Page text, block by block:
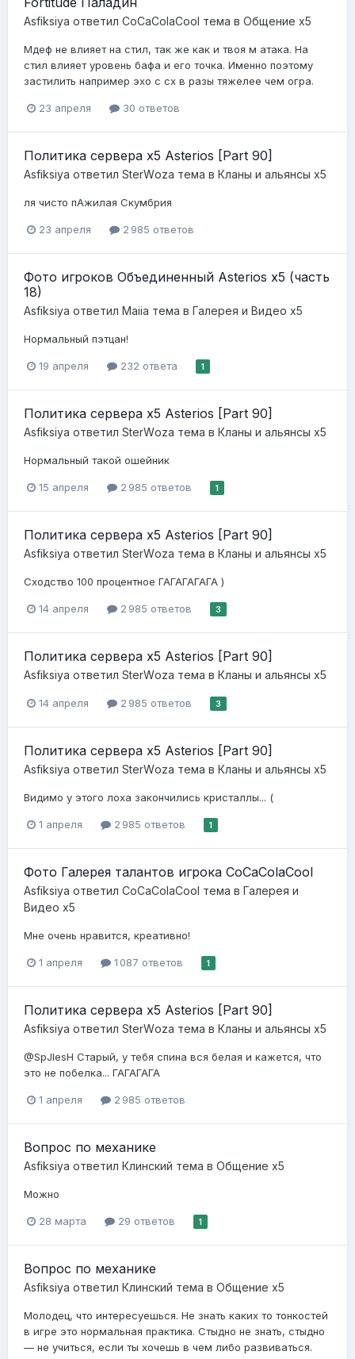
Asfiksiya ответил CoCaColaCool тема в Общение x5
Мдеф не влияет на стил, так же как и твоя м атака. На
стил влияет уровень бафа и его точка. Именно поэтому
застилить например эхо с сх в разы тяжелее чем огра.
23 апреля 30 ответов
Политика сервера x5 Asterios [Part 90]
Asfiksiya ответил StеrWоzа тема в Кланы и альянсы x5
ля чисто пАжилая Скумбрия
23 апреля 2 985 ответов
Фото игроков Объединенный Asterios х5 (часть
18)
Asfiksiya ответил Maiia тема в Галерея и Видео x5
Нормальный пэтцан!
19 апреля 232 ответа 1
Политика сервера x5 Asterios [Part 90]
Asfiksiya ответил StеrWоzа тема в Кланы и альянсы x5
Нормальный такой ошейник
15 апреля 2 985 ответов 1
Политика сервера x5 Asterios [Part 90]
Asfiksiya ответил StеrWоzа тема в Кланы и альянсы x5
Сходство 100 процентное ГАГАГАГАГА )
14 апреля 2 985 ответов 3
Политика сервера x5 Asterios [Part 90]
Asfiksiya ответил StеrWоzа тема в Кланы и альянсы x5
14 апреля 2 985 ответов 3
Политика сервера x5 Asterios [Part 90]
Asfiksiya ответил StеrWоzа тема в Кланы и альянсы x5
Видимо у этого лоха закончились кристаллы... (
1 апреля 2 985 ответов 1
Фото Галерея талантов игрока CoCaColaCool
Asfiksiya ответил CoCaColaCool тема в Галерея и
Видео x5
Мне очень нравится, креативно!
1 апреля 1 087 ответов 1
Политика сервера x5 Asterios [Part 90]
Asfiksiya ответил StеrWоzа тема в Кланы и альянсы x5
@SpJlesH Старый, у тебя спина вся белая и кажется, что
это не побелка... ГАГАГАГА
1 апреля 2 985 ответов
Вопрос по механике
Asfiksiya ответил Клинский тема в Общение x5
Можно
28 марта 29 ответов 1
Вопрос по механике
Asfiksiya ответил Клинский тема в Общение x5
Молодец, что интересуешься. Не знать каких то тонкостей
в игре это нормальная практика. Стыдно не знать, стыдно
— не учиться, если ты хочешь в чем либо развиваться.